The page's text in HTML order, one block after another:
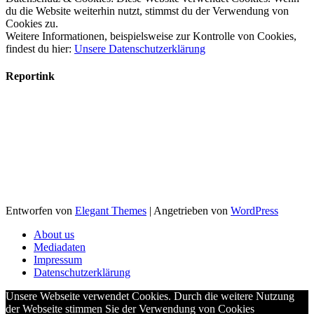
du die Website weiterhin nutzt, stimmst du der Verwendung von
Cookies zu.
Weitere Informationen, beispielsweise zur Kontrolle von Cookies,
findest du hier: Unsere Datenschutzerklärung
Reportink
Entworfen von Elegant Themes | Angetrieben von WordPress
About us
Mediadaten
Impressum
Datenschutzerklärung
Unsere Webseite verwendet Cookies. Durch die weitere Nutzung
der Webseite stimmen Sie der Verwendung von Cookies